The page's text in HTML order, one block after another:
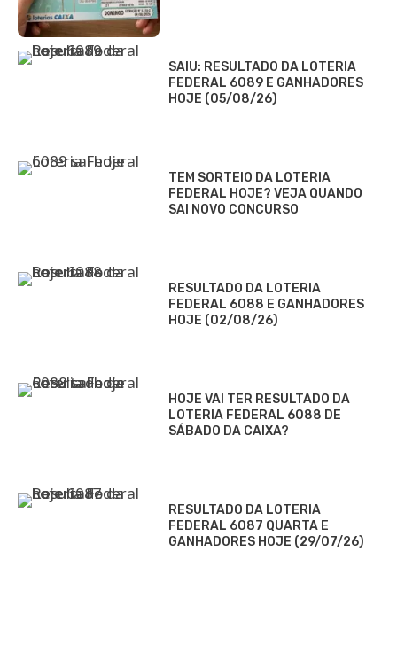
SAIU: RESULTADO DA LOTERIA
FEDERAL 6089 E GANHADORES
HOJE (05/08/26)
TEM SORTEIO DA LOTERIA
FEDERAL HOJE? VEJA QUANDO
SAI NOVO CONCURSO
RESULTADO DA LOTERIA
FEDERAL 6088 E GANHADORES
HOJE (02/08/26)
HOJE VAI TER RESULTADO DA
LOTERIA FEDERAL 6088 DE
SÁBADO DA CAIXA?
RESULTADO DA LOTERIA
FEDERAL 6087 QUARTA E
GANHADORES HOJE (29/07/26)